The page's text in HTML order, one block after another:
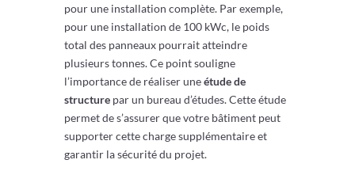
pour une installation complète. Par exemple,
pour une installation de 100 kWc, le poids
total des panneaux pourrait atteindre
plusieurs tonnes. Ce point souligne
l’importance de réaliser uneétude de
structurepar un bureau d’études. Cette étude
permet de s’assurer que votre bâtiment peut
supporter cette charge supplémentaire et
garantir la sécurité du projet.